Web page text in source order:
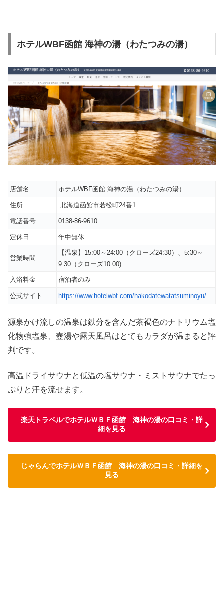
ホテルWBF函館 海神の湯（わたつみの湯）
店舗名 ホテルWBF函館 海神の湯（わたつみの湯）
住所 北海道函館市若松町24番1
電話番号 0138-86-9610
定休日 年中無休
営業時間
【温泉】15:00～24:00（クローズ24:30）、5:30～
9:30（クローズ10:00)
入浴料金 宿泊者のみ
公式サイト https://www.hotelwbf.com/hakodatewatatsuminoyu/
源泉かけ流しの温泉は鉄分を含んだ茶褐色のナトリウム塩
化物強塩泉、壺湯や露天風呂はとてもカラダが温まると評
判です。
高温ドライサウナと低温の塩サウナ・ミストサウナでたっ
ぷりと汗を流せます。
楽天トラベルでホテルＷＢＦ函館 海神の湯の口コミ・詳
細を見る
じゃらんでホテルＷＢＦ函館 海神の湯の口コミ・詳細を
見る